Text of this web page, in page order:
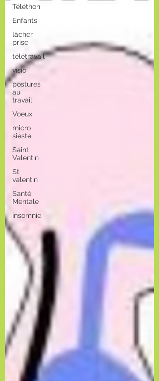
Téléthon
Enfants
lâcher
prise
télétravail
visio
postures
au
travail
Voeux
micro
sieste
Saint
Valentin
St
valentin
Santé
Mentale
insomnie